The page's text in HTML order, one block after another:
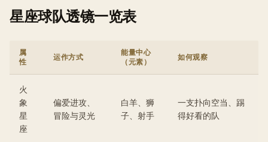
星座球队透镜一览表
属
性
运作方式
能量中心
（元素）
如何观察
火
象
星
座
偏爱进攻、
冒险与灵光
白羊、狮
子、射手
一支扑向空当、踢
得好看的队